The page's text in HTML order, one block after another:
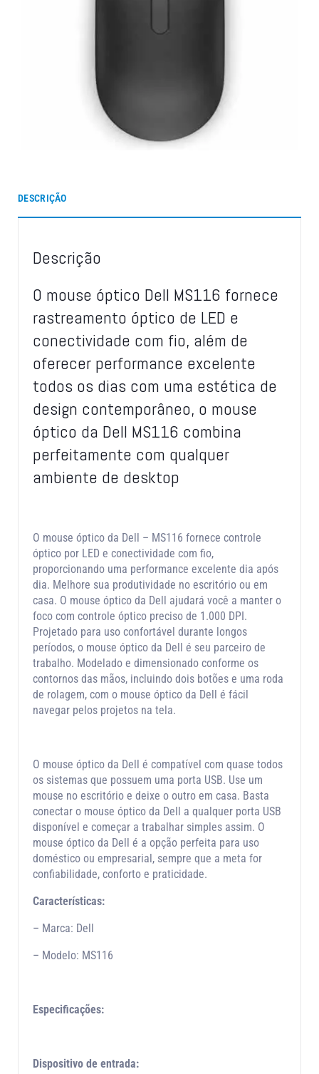
DESCRIÇÃO
Descrição
O mouse óptico Dell MS116 fornece
rastreamento óptico de LED e
conectividade com fio, além de
oferecer performance excelente
todos os dias com uma estética de
design contemporâneo, o mouse
óptico da Dell MS116 combina
perfeitamente com qualquer
ambiente de desktop
O mouse óptico da Dell – MS116 fornece controle
óptico por LED e conectividade com fio,
proporcionando uma performance excelente dia após
dia. Melhore sua produtividade no escritório ou em
casa. O mouse óptico da Dell ajudará você a manter o
foco com controle óptico preciso de 1.000 DPI.
Projetado para uso confortável durante longos
períodos, o mouse óptico da Dell é seu parceiro de
trabalho. Modelado e dimensionado conforme os
contornos das mãos, incluindo dois botões e uma roda
de rolagem, com o mouse óptico da Dell é fácil
navegar pelos projetos na tela.
O mouse óptico da Dell é compatível com quase todos
os sistemas que possuem uma porta USB. Use um
mouse no escritório e deixe o outro em casa. Basta
conectar o mouse óptico da Dell a qualquer porta USB
disponível e começar a trabalhar simples assim. O
mouse óptico da Dell é a opção perfeita para uso
doméstico ou empresarial, sempre que a meta for
confiabilidade, conforto e praticidade.
Características:
– Marca: Dell
– Modelo: MS116
Especificações:
Dispositivo de entrada: